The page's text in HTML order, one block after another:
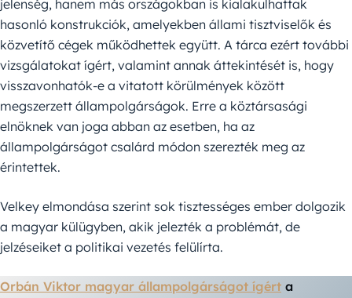
jelenség, hanem más országokban is kialakulhattak
hasonló konstrukciók, amelyekben állami tisztviselők és
közvetítő cégek működhettek együtt. A tárca ezért további
vizsgálatokat ígért, valamint annak áttekintését is, hogy
visszavonhatók-e a vitatott körülmények között
megszerzett állampolgárságok. Erre a köztársasági
elnöknek van joga abban az esetben, ha az
állampolgárságot csalárd módon szerezték meg az
érintettek.
Velkey elmondása szerint sok tisztességes ember dolgozik
a magyar külügyben, akik jelezték a problémát, de
jelzéseiket a politikai vezetés felülírta.
Orbán Viktor magyar állampolgárságot ígért a